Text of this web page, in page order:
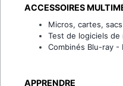
ACCESSOIRES
Micros, cartes,
Test de logiciels de
Combinés Blu-ray -
APPRENDRE